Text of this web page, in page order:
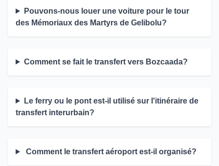
Pouvons-nous louer une voiture pour le tour
des Mémoriaux des Martyrs de Gelibolu?
Comment se fait le transfert vers Bozcaada?
Le ferry ou le pont est-il utilisé sur l'itinéraire de
transfert interurbain?
Comment le transfert aéroport est-il organisé?